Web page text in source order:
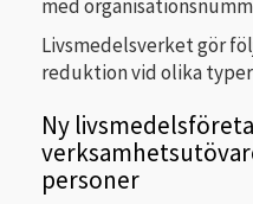
med
Livsmedelsverket gör
reduktion vid olika
Ny
personer